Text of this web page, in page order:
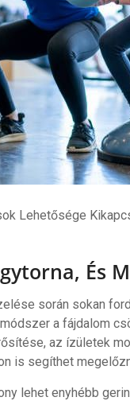
Lehetősége
És
során sokan
a fájdalom
az ízületek
is segíthet
lehet enyhébb